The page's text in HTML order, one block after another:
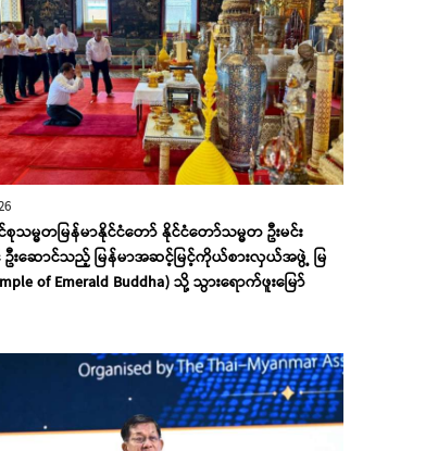
သမ္မတမြန်မာနိုင်ငံတော် နိုင်ငံတော်သမ္မတ ဦးမင်း
းဆောင်သည့် မြန်မာအဆင့်မြင့်ကိုယ်စားလှယ်အဖွဲ့ မြ
of Emerald Buddha) သို့ သွားရောက်ဖူးမြော်